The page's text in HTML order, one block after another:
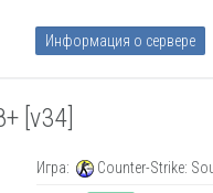
Информация о сервере
[v34]
Игра:
Counter-Strike: